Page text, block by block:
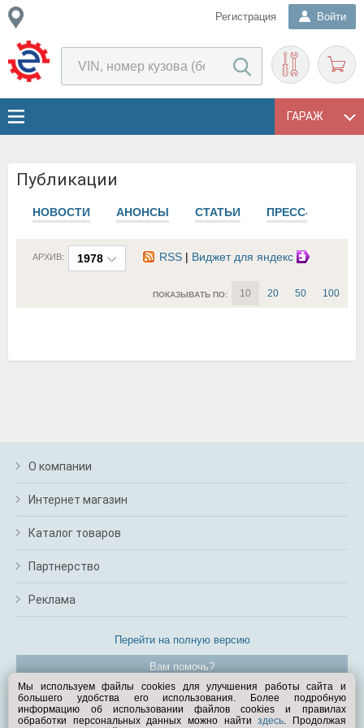
Регистрация Войти
ГАРАЖ
Публикации
НОВОСТИ АНОНСЫ СТАТЬИ ПРЕСС-РЕЛИЗЫ
1978
АРХИВ: RSS | Виджет для яндекс
ПОКАЗЫВАТЬ ПО: 10 20 50 100
О компании
Интернет магазин
Каталог товаров
Партнерство
Реклама
Перейти на полную версию
Вам помочь?
© Exist.ru 1998—2026
Мы используем файлы cookies для улучшения работы сайта и
большего удобства его использования. Более подробную
информацию об использовании файлов cookies и правилах
обработки персональных данных можно найтиздесь. Продолжая